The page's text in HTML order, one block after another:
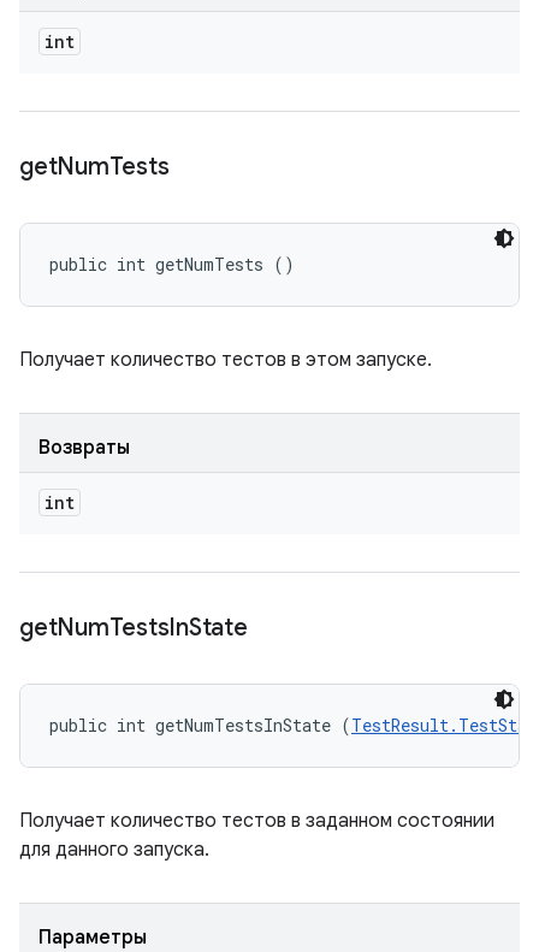
int
getNumTests
public int getNumTests ()
Получает количество тестов в этом запуске.
Возвраты
int
getNumTestsInState
public int getNumTestsInState (
Получает количество тестов в заданном состоянии
для данного запуска.
Параметры